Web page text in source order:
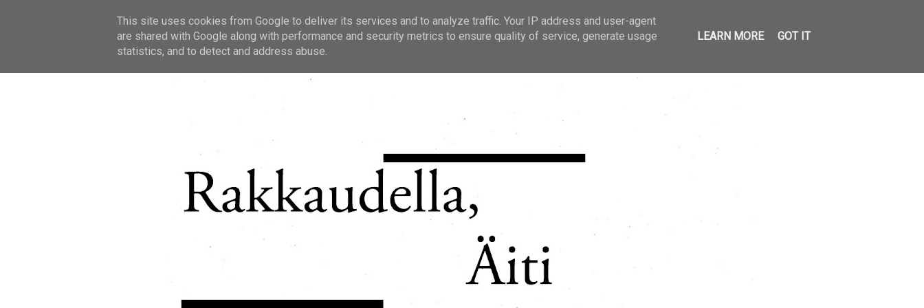
This site uses cookies from Google to deliver its services and to analyze traffic. Your IP address and user-agent
are shared with Google along with performance and security metrics to ensure quality of service, generate usage
statistics, and to detect and address abuse.
LEARN MORE GOT IT